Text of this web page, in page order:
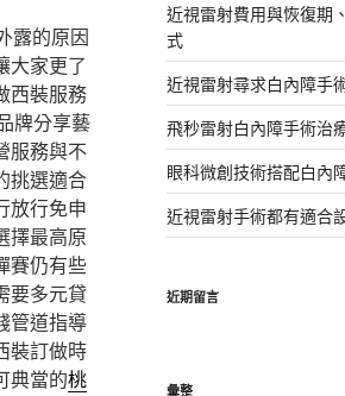
露的原因
大家更了
西裝服務
牌分享藝
服務與不
挑選適合
放行免申
擇最高原
賽仍有些
要多元貸
管道指導
裝訂做時
典當的桃
近視雷射費用與恢復期
式
近視雷射尋求白內障手
飛秒雷射白內障手術治
眼科微創技術搭配白內
近視雷射手術都有適合
近期留言
彙整